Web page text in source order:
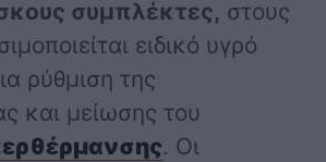
συμπλέκτες, στους
ειδικό υγρό
ρύθμιση της
και μείωσης του
. Οι